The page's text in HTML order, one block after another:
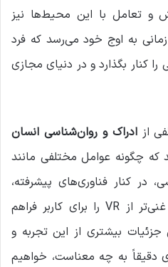
و تعامل با این محیط‌ها نیز
به اوج خود می‌رسد که فرد
را کنار بگذارد و در دنیای مجازی
ازادراک و روان‌شناسی انسان
چگونه عوامل مختلفی مانند
کنار فناوری‌های پیشرفته،
می‌توانند تجربه‌ای واقعی‌تر و غنی‌تر از VR را برای کاربر فراهم
جزئیات بیشتری از این تجربه و
دقیقاً به چه معناست، خواهیم